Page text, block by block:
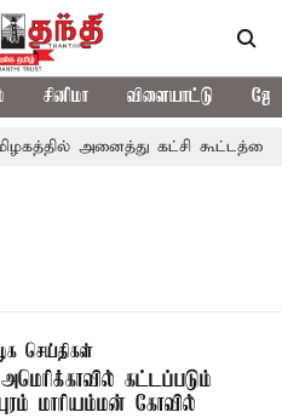
சினிமா விளையாட்டு
அனைத்து கட்சி
செய்திகள்
கட்டப்படும்
மாரியம்மன் கோவில்